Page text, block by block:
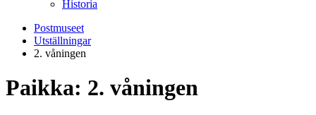
Historia
Postmuseet
Utställningar
2. våningen
Paikka: 2. våningen